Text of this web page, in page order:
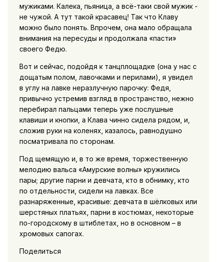
мужиками. Калека, пьяница, а всё-таки свой мужик -
не чужой. А тут такой красавец! Так что Клаву
можно было понять. Впрочем, она мало обращала
внимания на пересуды и продолжала «пасти»
своего Федю.
Вот и сейчас, подойдя к танцплощадке (она у нас с
дощатым полом, лавочками и перилами), я увидел
в углу на лавке неразлучную парочку: Федя,
привычно устремив взгляд в пространство, нежно
перебирал пальцами теперь уже послушные
клавиши и кнопки, а Клава чинно сидела рядом, и,
сложив руки на коленях, казалось, равнодушно
посматривала по сторонам.
Под щемящую и, в то же время, торжественную
мелодию вальса «Амурские волны» кружились
пары; другие парни и девчата, кто в обнимку, кто
по отдельности, сидели на лавках. Все
разнаряженные, красивые: девчата в шёлковых или
шерстяных платьях, парни в костюмах, некоторые
по-городскому в штиблетах, но в основном – в
хромовых сапогах.
Поделиться